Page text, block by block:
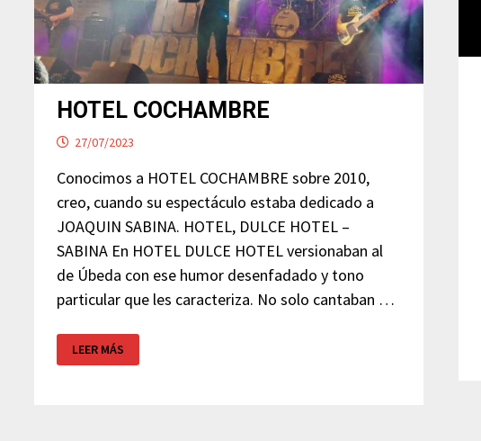
HOTEL COCHAMBRE
27/07/2023
Conocimos a HOTEL COCHAMBRE sobre 2010,
creo, cuando su espectáculo estaba dedicado a
JOAQUIN SABINA. HOTEL, DULCE HOTEL –
SABINA En HOTEL DULCE HOTEL versionaban al
de Úbeda con ese humor desenfadado y tono
particular que les caracteriza. No solo cantaban …
COCHAMBRE
LEER MÁS